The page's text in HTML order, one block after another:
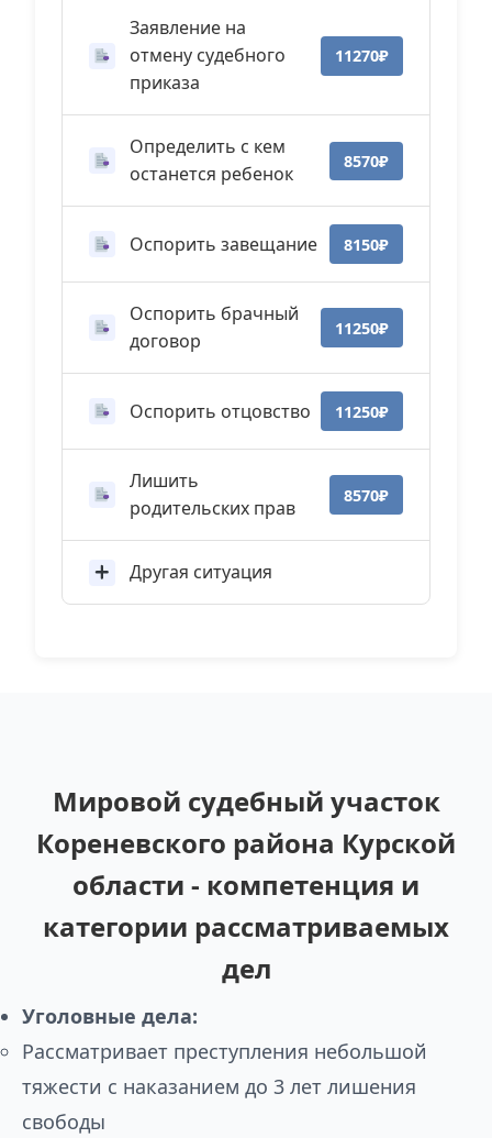
Заявление на
отмену судебного
приказа
11270₽
Определить с кем
останется ребенок
8570₽
Оспорить завещание 8150₽
Оспорить брачный
договор
11250₽
Оспорить отцовство 11250₽
Лишить
родительских прав
8570₽
Другая ситуация
Мировой судебный участок
Кореневского района Курской
области - компетенция и
категории рассматриваемых
дел
Уголовные дела:
Рассматривает преступления небольшой
тяжести с наказанием до 3 лет лишения
свободы